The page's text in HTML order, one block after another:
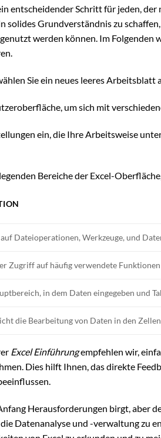
entscheidender Schritt für jeden,
solides Grundverständnis zu
werden können. Im Folgenden
Sie ein neues leeres Arbeitsblatt
um sich mit
ein, die Ihre Arbeitsweise
Bereiche der Excel-
Dateioperationen, Werkzeuge, und
Zugriff auf häufig verwendete
in dem Daten eingegeben und
die Bearbeitung von Daten in den
Excel Einführungempfehlen wir,
Dies hilft Ihnen, das direkte
Herausforderungen birgt, aber
Datenanalyse und -verwaltung zu